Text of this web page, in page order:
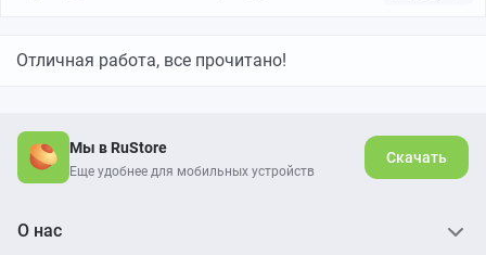
Отличная работа, все прочитано!
Мы в RuStore
Еще удобнее для мобильных устройств
Скачать
О нас